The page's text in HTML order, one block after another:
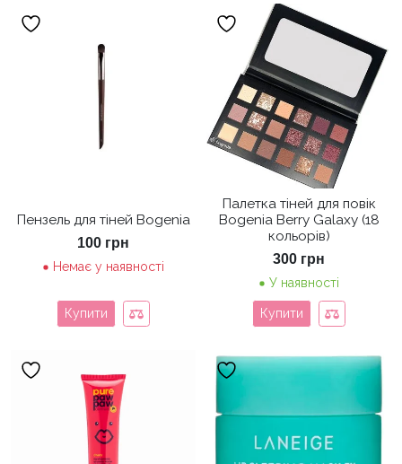
Пензель для тіней Bogenia
100 грн
Немає у наявності
Купити
Палетка тіней для повік
Bogenia Berry Galaxy (18
кольорів)
300 грн
У наявності
Купити